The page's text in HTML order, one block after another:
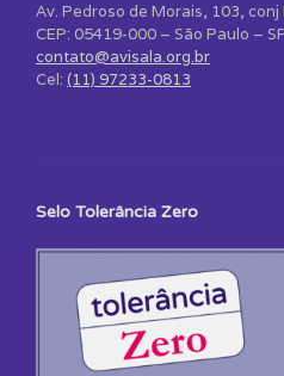
Av. Pedroso de Morais, 103, conj
CEP: 05419-000 – São Paulo –
contato@avisala.org.br
Cel: (11) 97233-0813
Selo Tolerância Zero